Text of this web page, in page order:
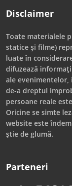
Disclaimer
Toate materialele
statice și filme)
luate în
difuzează
ale
de-a dreptul
persoane reale
Oricine se simte
website este
știe de glumă.
Parteneri